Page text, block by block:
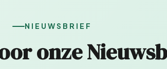
NIEUWSBRIEF
onze